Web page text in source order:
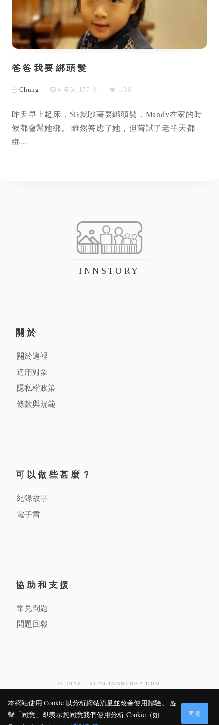
爸爸我要綁頭髮
Chung 4 年又 177 天 1.3K
昨天早上起床，5G就吵著要綁頭髮，Mandy在家的時
候都會幫她綁。 雖然答應了她，但嘗試了老半天都
綁...
INNSTORY
關於
關於這裡
適用對象
隱私權政策
條款與規範
可以做些甚麼？
紀錄故事
電子書
協助和支援
常見問題
問題回報
© 2012 - 2026 INNSTORY.COM
本網站使用 Cookie 以分析網站流量並改善使用體驗。 點
擊「同意」即表示您同意我們使用分析 Cookie（如
同意